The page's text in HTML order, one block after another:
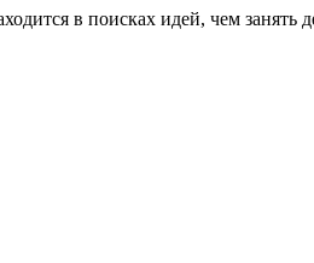
в поисках идей, чем занять